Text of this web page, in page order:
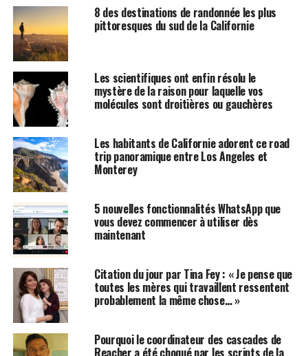
8 des destinations de randonnée les plus
pittoresques du sud de la Californie
Les scientifiques ont enfin résolu le
mystère de la raison pour laquelle vos
molécules sont droitières ou gauchères
Les habitants de Californie adorent ce road
trip panoramique entre Los Angeles et
Monterey
5 nouvelles fonctionnalités WhatsApp que
vous devez commencer à utiliser dès
maintenant
Citation du jour par Tina Fey : « Je pense que
toutes les mères qui travaillent ressentent
probablement la même chose… »
Pourquoi le coordinateur des cascades de
Reacher a été choqué par les scripts de la